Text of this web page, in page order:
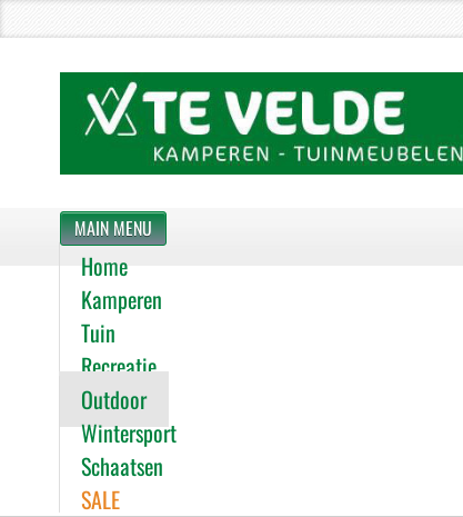
MAIN MENU
Home
Kamperen
Tuin
Recreatie
Outdoor
Wintersport
Schaatsen
SALE